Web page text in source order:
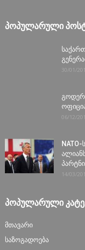
ᲞᲝᲞᲣᲚᲐᲠᲣᲚᲘ
30/01/
06/12/
14/03/
ᲞᲝᲞᲣᲚᲐᲠᲣᲚᲘ
მთავარი
საზოგადოება